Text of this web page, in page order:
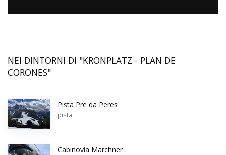
NEI DINTORNI DI "KRONPLATZ - PLAN DE
CORONES"
Pista Pre da Peres
pista
Cabinovia Marchner